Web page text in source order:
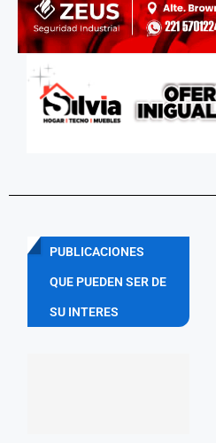
PUBLICACIONES
QUE PUEDEN SER DE
SU INTERES